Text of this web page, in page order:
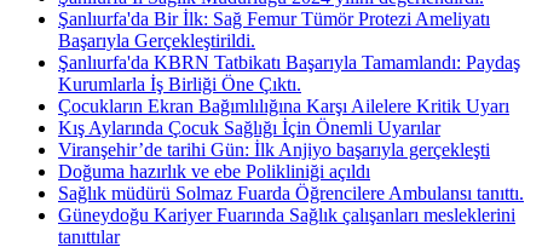
Şanlıurfa'da Bir İlk: Sağ Femur Tümör Protezi Ameliyatı
Başarıyla Gerçekleştirildi.
Şanlıurfa'da KBRN Tatbikatı Başarıyla Tamamlandı: Paydaş
Kurumlarla İş Birliği Öne Çıktı.
Çocukların Ekran Bağımlılığına Karşı Ailelere Kritik Uyarı
Kış Aylarında Çocuk Sağlığı İçin Önemli Uyarılar
Viranşehir’de tarihi Gün: İlk Anjiyo başarıyla gerçekleşti
Doğuma hazırlık ve ebe Polikliniği açıldı
Sağlık müdürü Solmaz Fuarda Öğrencilere Ambulansı tanıttı.
Güneydoğu Kariyer Fuarında Sağlık çalışanları mesleklerini
tanıttılar